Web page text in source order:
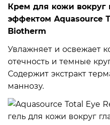
Крем для кожи
эффектом Aquasource
Biotherm
Увлажняет и освежает
отечность и темные
Содержит экстракт
маннозу.